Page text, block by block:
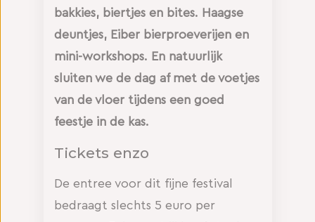
bakkies, biertjes en bites. Haagse
deuntjes, Eiber bierproeverijen en
mini-workshops. En natuurlijk
sluiten we de dag af met de voetjes
van de vloer tijdens een goed
feestje in de kas.
Tickets enzo
De entree voor dit fijne festival
bedraagt slechts 5 euro per